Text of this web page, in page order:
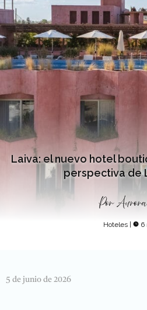
Laiva: el nuevo hotel
perspectiva de
Por Aurora
Hoteles | 6
5 de junio de 2026